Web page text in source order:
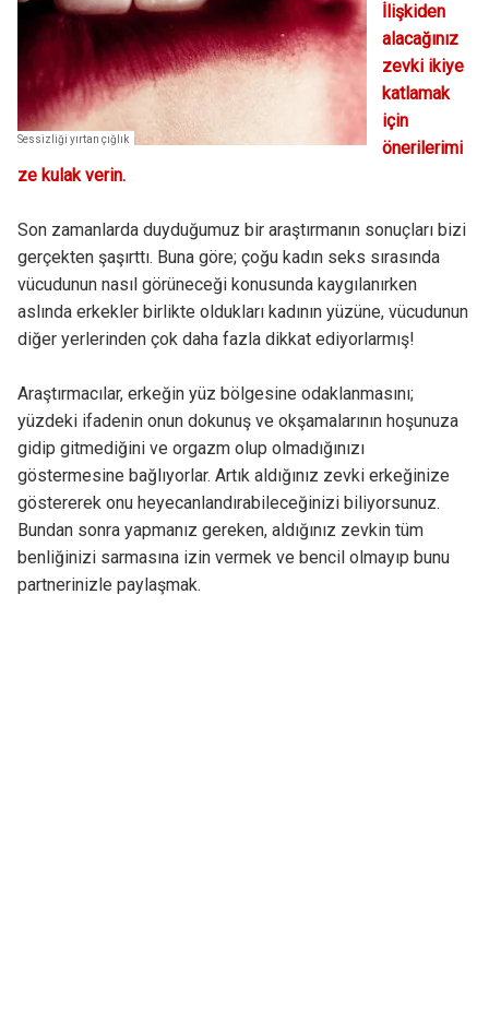
Sessizliği yırtan çığlık
İlişkiden
alacağınız
zevki ikiye
katlamak
için
önerilerimi
ze kulak verin.
Son zamanlarda duyduğumuz bir araştırmanın sonuçları bizi
gerçekten şaşırttı. Buna göre; çoğu kadın seks sırasında
vücudunun nasıl görüneceği konusunda kaygılanırken
aslında erkekler birlikte oldukları kadının yüzüne, vücudunun
diğer yerlerinden çok daha fazla dikkat ediyorlarmış!
Araştırmacılar, erkeğin yüz bölgesine odaklanmasını;
yüzdeki ifadenin onun dokunuş ve okşamalarının hoşunuza
gidip gitmediğini ve orgazm olup olmadığınızı
göstermesine bağlıyorlar. Artık aldığınız zevki erkeğinize
göstererek onu heyecanlandırabileceğinizi biliyorsunuz.
Bundan sonra yapmanız gereken, aldığınız zevkin tüm
benliğinizi sarmasına izin vermek ve bencil olmayıp bunu
partnerinizle paylaşmak.